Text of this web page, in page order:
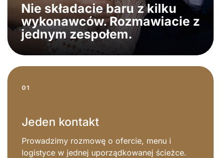
Nie składacie baru z kilku
wykonawców. Rozmawiacie z
jednym zespołem.
01
Jeden kontakt
Prowadzimy rozmowę o ofercie, menu i
logistyce w jednej uporządkowanej ścieżce.